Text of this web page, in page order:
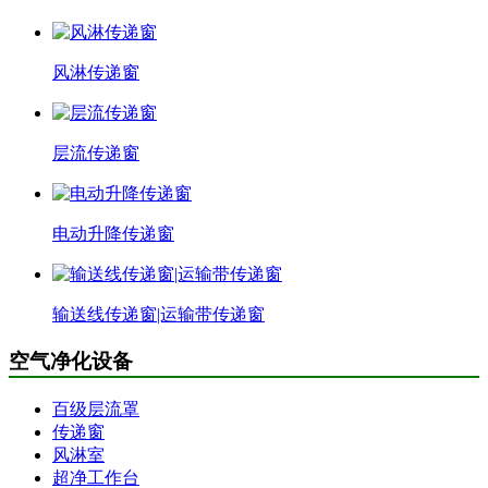
风淋传递窗
层流传递窗
电动升降传递窗
输送线传递窗|运输带传递窗
空气净化设备
百级层流罩
传递窗
风淋室
超净工作台